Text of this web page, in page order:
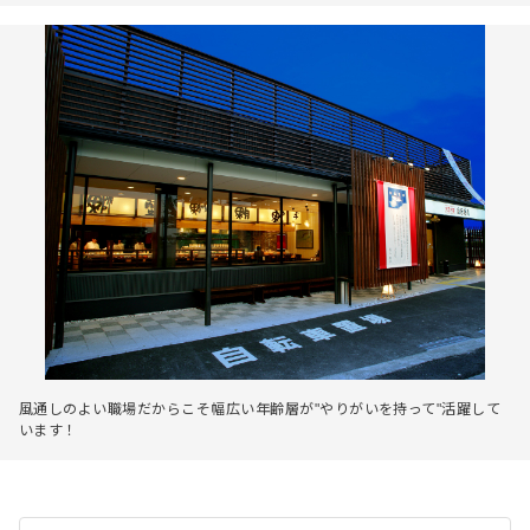
風通しのよい職場だからこそ幅広い年齢層が"やりがいを持って"活躍して
います！